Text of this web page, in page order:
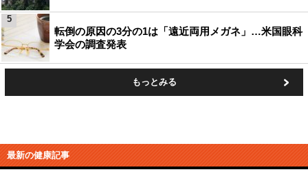
転倒の原因の3分の1は「遠近両用メガネ」…米国眼科
学会の調査発表
5
もっとみる
最新の健康記事